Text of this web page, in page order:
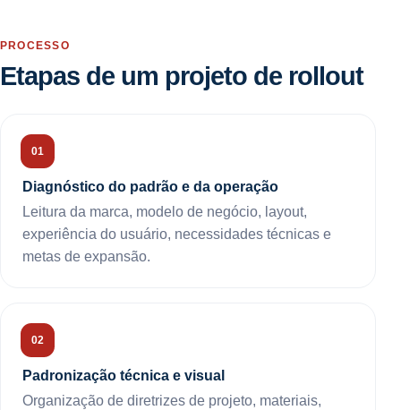
PROCESSO
Etapas de um projeto de rollout
Diagnóstico do padrão e da operação
Leitura da marca, modelo de negócio, layout,
experiência do usuário, necessidades técnicas e
metas de expansão.
Padronização técnica e visual
Organização de diretrizes de projeto, materiais,